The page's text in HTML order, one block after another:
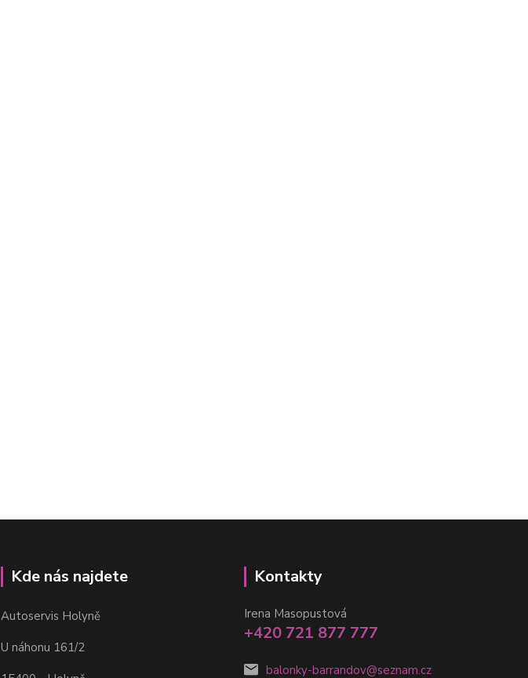
Kde nás najdete
Autoservis Holyně
U náhonu 161/2
Kontakty
Irena Masopustová
+420 721 877 777
balonky-barrandov@seznam.cz